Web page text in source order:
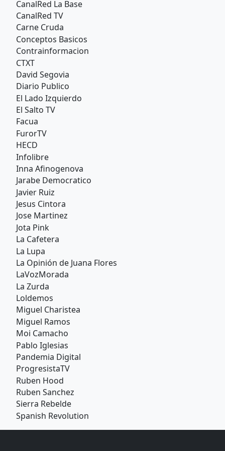
CanalRed La Base
CanalRed TV
Carne Cruda
Conceptos Basicos
Contrainformacion
CTXT
David Segovia
Diario Publico
El Lado Izquierdo
El Salto TV
Facua
FurorTV
HECD
Infolibre
Inna Afinogenova
Jarabe Democratico
Javier Ruiz
Jesus Cintora
Jose Martinez
Jota Pink
La Cafetera
La Lupa
La Opinión de Juana Flores
LaVozMorada
La Zurda
Loldemos
Miguel Charistea
Miguel Ramos
Moi Camacho
Pablo Iglesias
Pandemia Digital
ProgresistaTV
Ruben Hood
Ruben Sanchez
Sierra Rebelde
Spanish Revolution